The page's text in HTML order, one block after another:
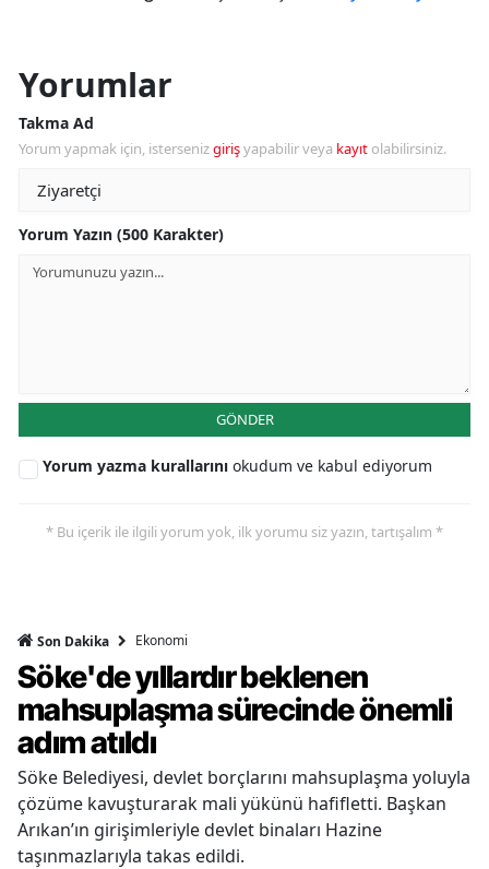
Yorumlar
Takma Ad
Yorum yapmak için, istersenizgirişyapabilir veya kayıt olabilirsiniz.
Yorum Yazın (500 Karakter)
GÖNDER
Yorum yazma kurallarını okudum ve kabul ediyorum
* Bu içerik ile ilgili yorum yok, ilk yorumu siz yazın, tartışalım *
Son Dakika Ekonomi
Söke'de yıllardır beklenen
mahsuplaşma sürecinde önemli
adım atıldı
Söke Belediyesi, devlet borçlarını mahsuplaşma yoluyla
çözüme kavuşturarak mali yükünü hafifletti. Başkan
Arıkan’ın girişimleriyle devlet binaları Hazine
taşınmazlarıyla takas edildi.